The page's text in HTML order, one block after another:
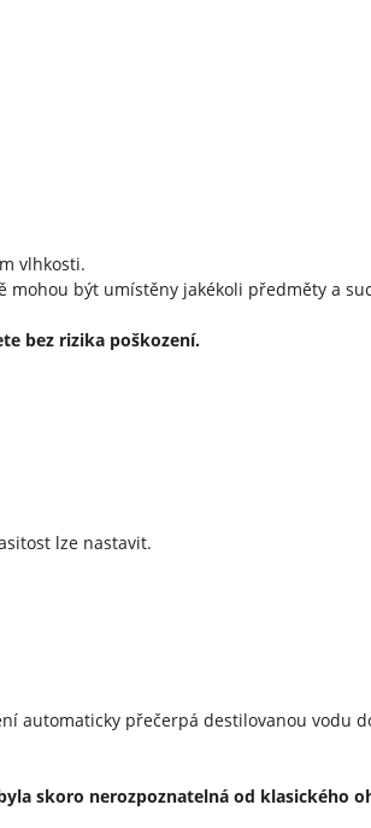
vlhkosti.
být umístěny jakékoli předměty a
bez rizika poškození.
lze nastavit.
automaticky přečerpá destilovanou vodu
skoro nerozpoznatelná od klasického